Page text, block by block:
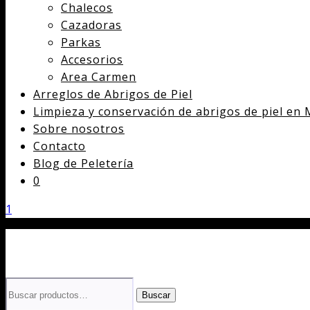
Chalecos
Cazadoras
Parkas
Accesorios
Area Carmen
Arreglos de Abrigos de Piel
Limpieza y conservación de abrigos de piel en
Sobre nosotros
Contacto
Blog de Peletería
0
1
por:
Buscar